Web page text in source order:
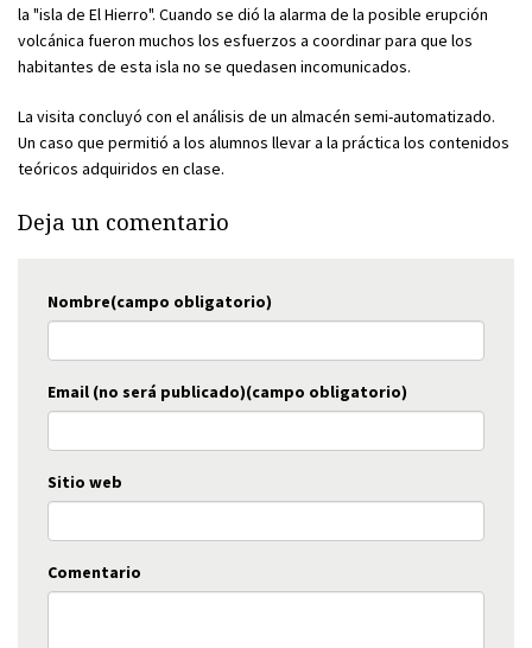
la "isla de El Hierro". Cuando se dió la alarma de la posible erupción
volcánica fueron muchos los esfuerzos a coordinar para que los
habitantes de esta isla no se quedasen incomunicados.
La visita concluyó con el análisis de un almacén semi-automatizado.
Un caso que permitió a los alumnos llevar a la práctica los contenidos
teóricos adquiridos en clase.
Deja un comentario
Nombre(campo obligatorio)
Email (no será publicado)(campo obligatorio)
Sitio web
Comentario